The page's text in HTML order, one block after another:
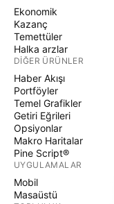
Ekonomik
Kazanç
Temettüler
Halka arzlar
DIĞER ÜRÜNLER
Haber Akışı
Portföyler
Temel Grafikler
Getiri Eğrileri
Opsiyonlar
Makro Haritalar
Pine Script®
UYGULAMALAR
Mobil
Masaüstü